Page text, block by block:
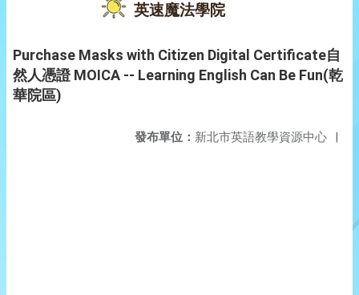
英速魔法學院
Purchase Masks with Citizen Digital Certificate自
然人憑證 MOICA -- Learning English Can Be Fun(乾
華院區)
發布單位： 新北市英語教學資源中心 |